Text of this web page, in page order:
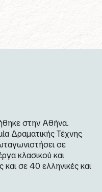
στην Αθήνα.
Δραματικής Τέχνης
σε
κλασικού και
σε 40 ελληνικές και